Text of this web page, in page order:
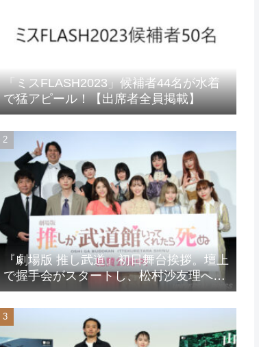
「ミスFLASH2023」候補者44名が水着
で猛アピール！【出席者全員掲載】
『劇場版 推し武道』初日舞台挨拶。壇上
で握手会がスタートし、松村沙友理への
想いをアピール！？